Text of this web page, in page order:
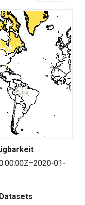
01-